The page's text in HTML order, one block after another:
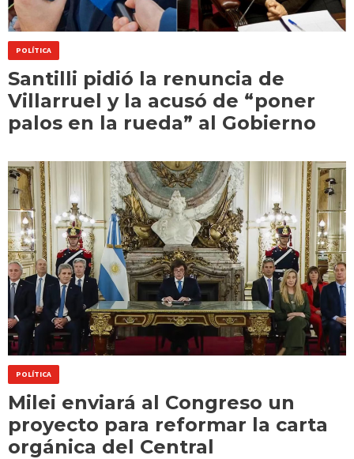
POLÍTICA
Santilli pidió la renuncia de
Villarruel y la acusó de “poner
palos en la rueda” al Gobierno
POLÍTICA
Milei enviará al Congreso un
proyecto para reformar la carta
orgánica del Central